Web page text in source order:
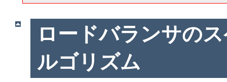
ロードバランサの
ルゴリズム